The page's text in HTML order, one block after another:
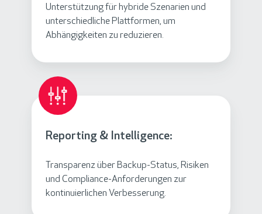
Unterstützung für hybride Szenarien und
unterschiedliche Plattformen, um
Abhängigkeiten zu reduzieren.
Reporting & Intelligence:
Transparenz über Backup-Status, Risiken
und Compliance-Anforderungen zur
kontinuierlichen Verbesserung.